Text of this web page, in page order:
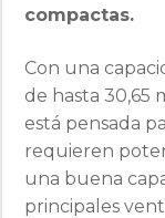
compactas.
Con una
de hasta 30,65
está pensada
requieren
una buena
principales